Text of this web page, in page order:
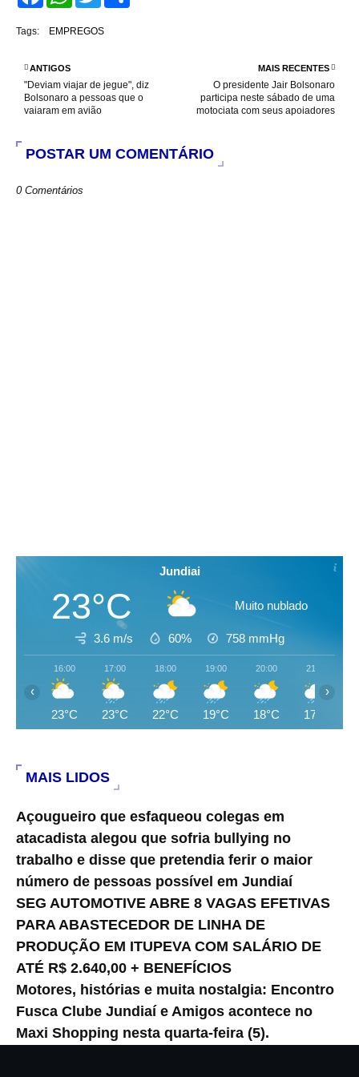
e
o
k
t
p
t
Tags: EMPREGOS
MAIS RECENTES
O presidente Jair Bolsonaro
participa neste sábado de uma
motociata com seus apoiadores
ANTIGOS
"Deviam viajar de jegue", diz
Bolsonaro a pessoas que o
vaiaram em avião
POSTAR UM COMENTÁRIO
0 Comentários
Jundiai
23°C Muito nublado
3.6 m/s 60% 758 mmHg
16:00
23°C
17:00
23°C
18:00
22°C
19:00
19°C
20:00
18°C
21:00
17°C
‹ ›
MAIS LIDOS
Açougueiro que esfaqueou colegas em
atacadista alegou que sofria bullying no
trabalho e disse que pretendia ferir o maior
número de pessoas possível em Jundiaí
SEG AUTOMOTIVE ABRE 8 VAGAS EFETIVAS
PARA ABASTECEDOR DE LINHA DE
PRODUÇÃO EM ITUPEVA COM SALÁRIO DE
ATÉ R$ 2.640,00 + BENEFÍCIOS
Motores, histórias e muita nostalgia: Encontro
Fusca Clube Jundiaí e Amigos acontece no
Maxi Shopping nesta quarta-feira (5).